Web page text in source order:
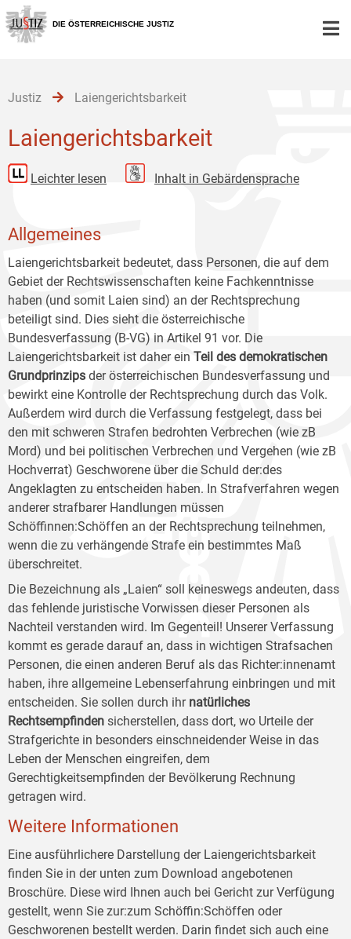
Zur
Hauptnavigation
[1]
Zum
Inhalt
[2]
Zum
Untermenü
[3]
DIE ÖSTERREICHISCHE JUSTIZ
Justiz Laiengerichtsbarkeit
Laiengerichtsbarkeit
Leichter lesen Inhalt in Gebärdensprache
Allgemeines
Laiengerichtsbarkeit bedeutet, dass Personen, die auf dem
Gebiet der Rechtswissenschaften keine Fachkenntnisse
haben (und somit Laien sind) an der Rechtsprechung
beteiligt sind. Dies sieht die österreichische
Bundesverfassung (B-VG) in Artikel 91 vor. Die
Laiengerichtsbarkeit ist daher ein Teil des demokratischen
Grundprinzips der österreichischen Bundesverfassung und
bewirkt eine Kontrolle der Rechtsprechung durch das Volk.
Außerdem wird durch die Verfassung festgelegt, dass bei
den mit schweren Strafen bedrohten Verbrechen (wie zB
Mord) und bei politischen Verbrechen und Vergehen (wie zB
Hochverrat) Geschworene über die Schuld der:des
Angeklagten zu entscheiden haben. In Strafverfahren wegen
anderer strafbarer Handlungen müssen
Schöffinnen:Schöffen an der Rechtsprechung teilnehmen,
wenn die zu verhängende Strafe ein bestimmtes Maß
überschreitet.
Die Bezeichnung als „Laien“ soll keineswegs andeuten, dass
das fehlende juristische Vorwissen dieser Personen als
Nachteil verstanden wird. Im Gegenteil! Unserer Verfassung
kommt es gerade darauf an, dass in wichtigen Strafsachen
Personen, die einen anderen Beruf als das Richter:innenamt
haben, ihre allgemeine Lebenserfahrung einbringen und mit
entscheiden. Sie sollen durch ihr natürliches
Rechtsempfinden sicherstellen, dass dort, wo Urteile der
Strafgerichte in besonders einschneidender Weise in das
Leben der Menschen eingreifen, dem
Gerechtigkeitsempfinden der Bevölkerung Rechnung
getragen wird.
Weitere Informationen
Eine ausführlichere Darstellung der Laiengerichtsbarkeit
finden Sie in der unten zum Download angebotenen
Broschüre. Diese wird Ihnen auch bei Gericht zur Verfügung
gestellt, wenn Sie zur:zum Schöffin:Schöffen oder
Geschworenen bestellt werden. Darin findet sich auch eine